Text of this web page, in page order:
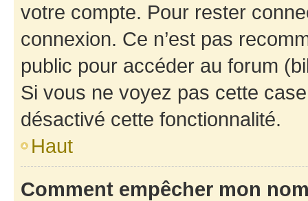
votre compte. Pour rester
connexion. Ce n’est pas
public pour accéder au forum
Si vous ne voyez pas cette
désactivé cette fonctionnalité.
Haut
Comment empêcher mon